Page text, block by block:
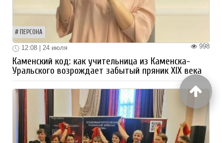
ПЕРСОНА
998
12:08 | 24 июля
Каменский код: как учительница из Каменска-
Уральского возрождает забытый пряник XIX века